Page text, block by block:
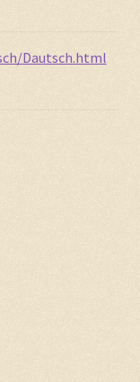
Dautsch.html